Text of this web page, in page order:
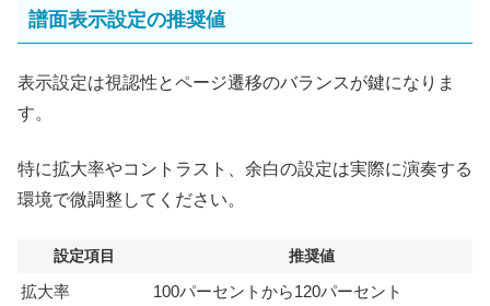
譜面表示設定の推奨値
表示設定は視認性とページ遷移のバランスが鍵になりま
す。
特に拡大率やコントラスト、余白の設定は実際に演奏する
環境で微調整してください。
設定項目 推奨値
拡大率
100パーセントから120パーセント